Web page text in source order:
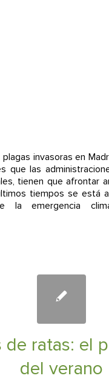
invasoras en
que las
tienen que afrontar
tiempos se está
la emergencia
de ratas: el
del verano